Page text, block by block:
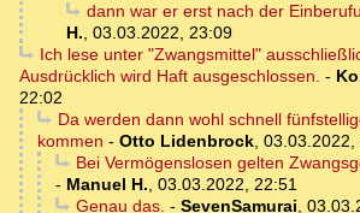
dann war er erst nach der
H., 03.03.2022, 23:09
Ich lese unter "Zwangsmittel"
Ausdrücklich wird Haft ausgeschlossen. -
22:02
Da werden dann wohl schnell
kommen - Otto Lidenbrock, 03.03.2022,
Bei Vermögenslosen gelten
- Manuel H., 03.03.2022, 22:51
Genau das. - SevenSamurai,